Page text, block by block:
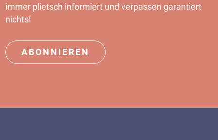
immer plietsch informiert und verpassen garantiert
nichts!
ABONNIEREN